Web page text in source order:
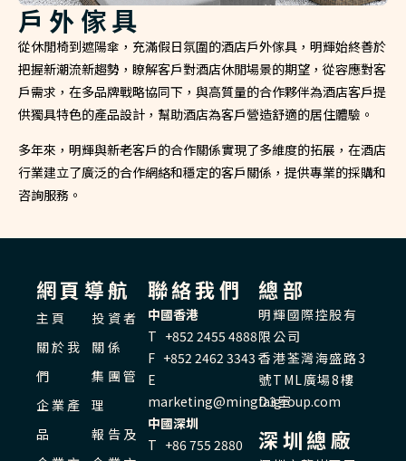
戶外傢具
從休閒椅到遮陽傘，充滿假日氛圍的酒店戶外傢具，明輝始終善於
把握新潮流新趨勢，瞭解客戶對酒店休閒場景的期望，從容應對客
戶需求，在多品牌戰略協同下，與高質量的合作夥伴為酒店客戶提
供獨具特色的產品設計，幫助酒店為客戶營造舒適的居住體驗。
多年來，明輝與新老客戶的合作關係實現了多維度的拓展，在酒店
行業建立了廣泛的合作網絡和穩定的客戶關係，提供專業的採購和
咨詢服務。
網頁導航
主頁
關於我
們
企業產
品
投資者
關係
集團管
理
報告及
聯絡我們
中國香港
T +852 2455 4888
F +852 2462 3343
E
marketing@mingfaigroup.com
中國深圳
T +86 755 2880
總部
明輝國際控股有
限公司
香港荃灣海盛路3
號TML廣場8樓
D3室
深圳總廠